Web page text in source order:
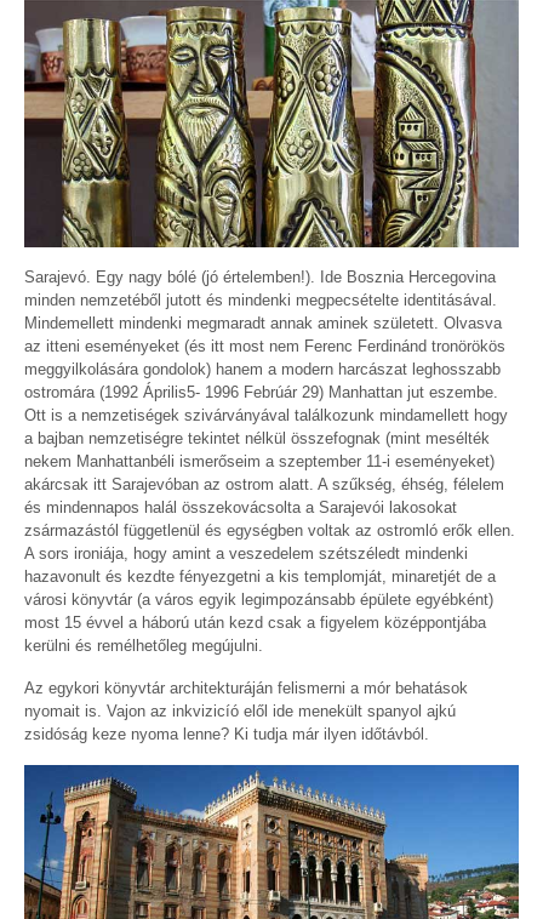
Sarajevó. Egy nagy bólé (jó értelemben!). Ide Bosznia Hercegovina
minden nemzetéből jutott és mindenki megpecsételte identitásával.
Mindemellett mindenki megmaradt annak aminek született. Olvasva
az itteni eseményeket (és itt most nem Ferenc Ferdinánd tronörökös
meggyilkolására gondolok) hanem a modern harcászat leghosszabb
ostromára (1992 Április5- 1996 Febrúár 29) Manhattan jut eszembe.
Ott is a nemzetiségek szivárványával találkozunk mindamellett hogy
a bajban nemzetiségre tekintet nélkül összefognak (mint mesélték
nekem Manhattanbéli ismerőseim a szeptember 11-i eseményeket)
akárcsak itt Sarajevóban az ostrom alatt. A szűkség, éhség, félelem
és mindennapos halál összekovácsolta a Sarajevói lakosokat
zsármazástól függetlenül és egységben voltak az ostromló erők ellen.
A sors ironiája, hogy amint a veszedelem szétszéledt mindenki
hazavonult és kezdte fényezgetni a kis templomját, minaretjét de a
városi könyvtár (a város egyik legimpozánsabb épülete egyébként)
most 15 évvel a háború után kezd csak a figyelem középpontjába
kerülni és remélhetőleg megújulni.
Az egykori könyvtár architekturáján felismerni a mór behatások
nyomait is. Vajon az inkvizicíó elől ide menekült spanyol ajkú
zsidóság keze nyoma lenne? Ki tudja már ilyen időtávból.